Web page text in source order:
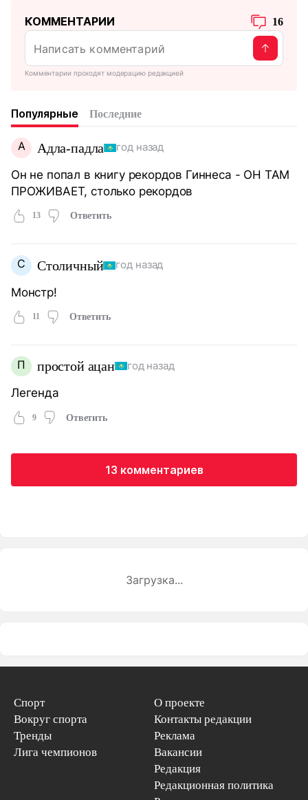
КОММЕНТАРИИ 16
Комментарии проходят модерацию редакцией
Популярные Последние
А Адла-падла год назад
Он не попал в книгу рекордов Гиннеса - ОН ТАМ
ПРОЖИВАЕТ, столько рекордов
13 Ответить
С Столичный год назад
Монстр!
11 Ответить
П простой ацан год назад
Легенда
9 Ответить
13 комментариев
Загрузка...
Спорт
Вокруг спорта
Тренды
Лига чемпионов
О проекте
Контакты редакции
Реклама
Вакансии
Редакция
Редакционная политика